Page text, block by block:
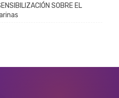
SOBRE EL